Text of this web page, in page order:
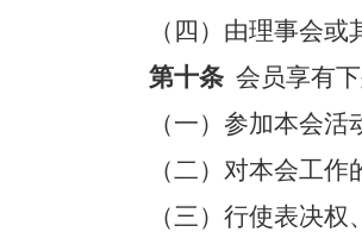
（四）由理事会
第十条 会员享有
（一）参加本会
（二）对本会工作
（三）行使表决权